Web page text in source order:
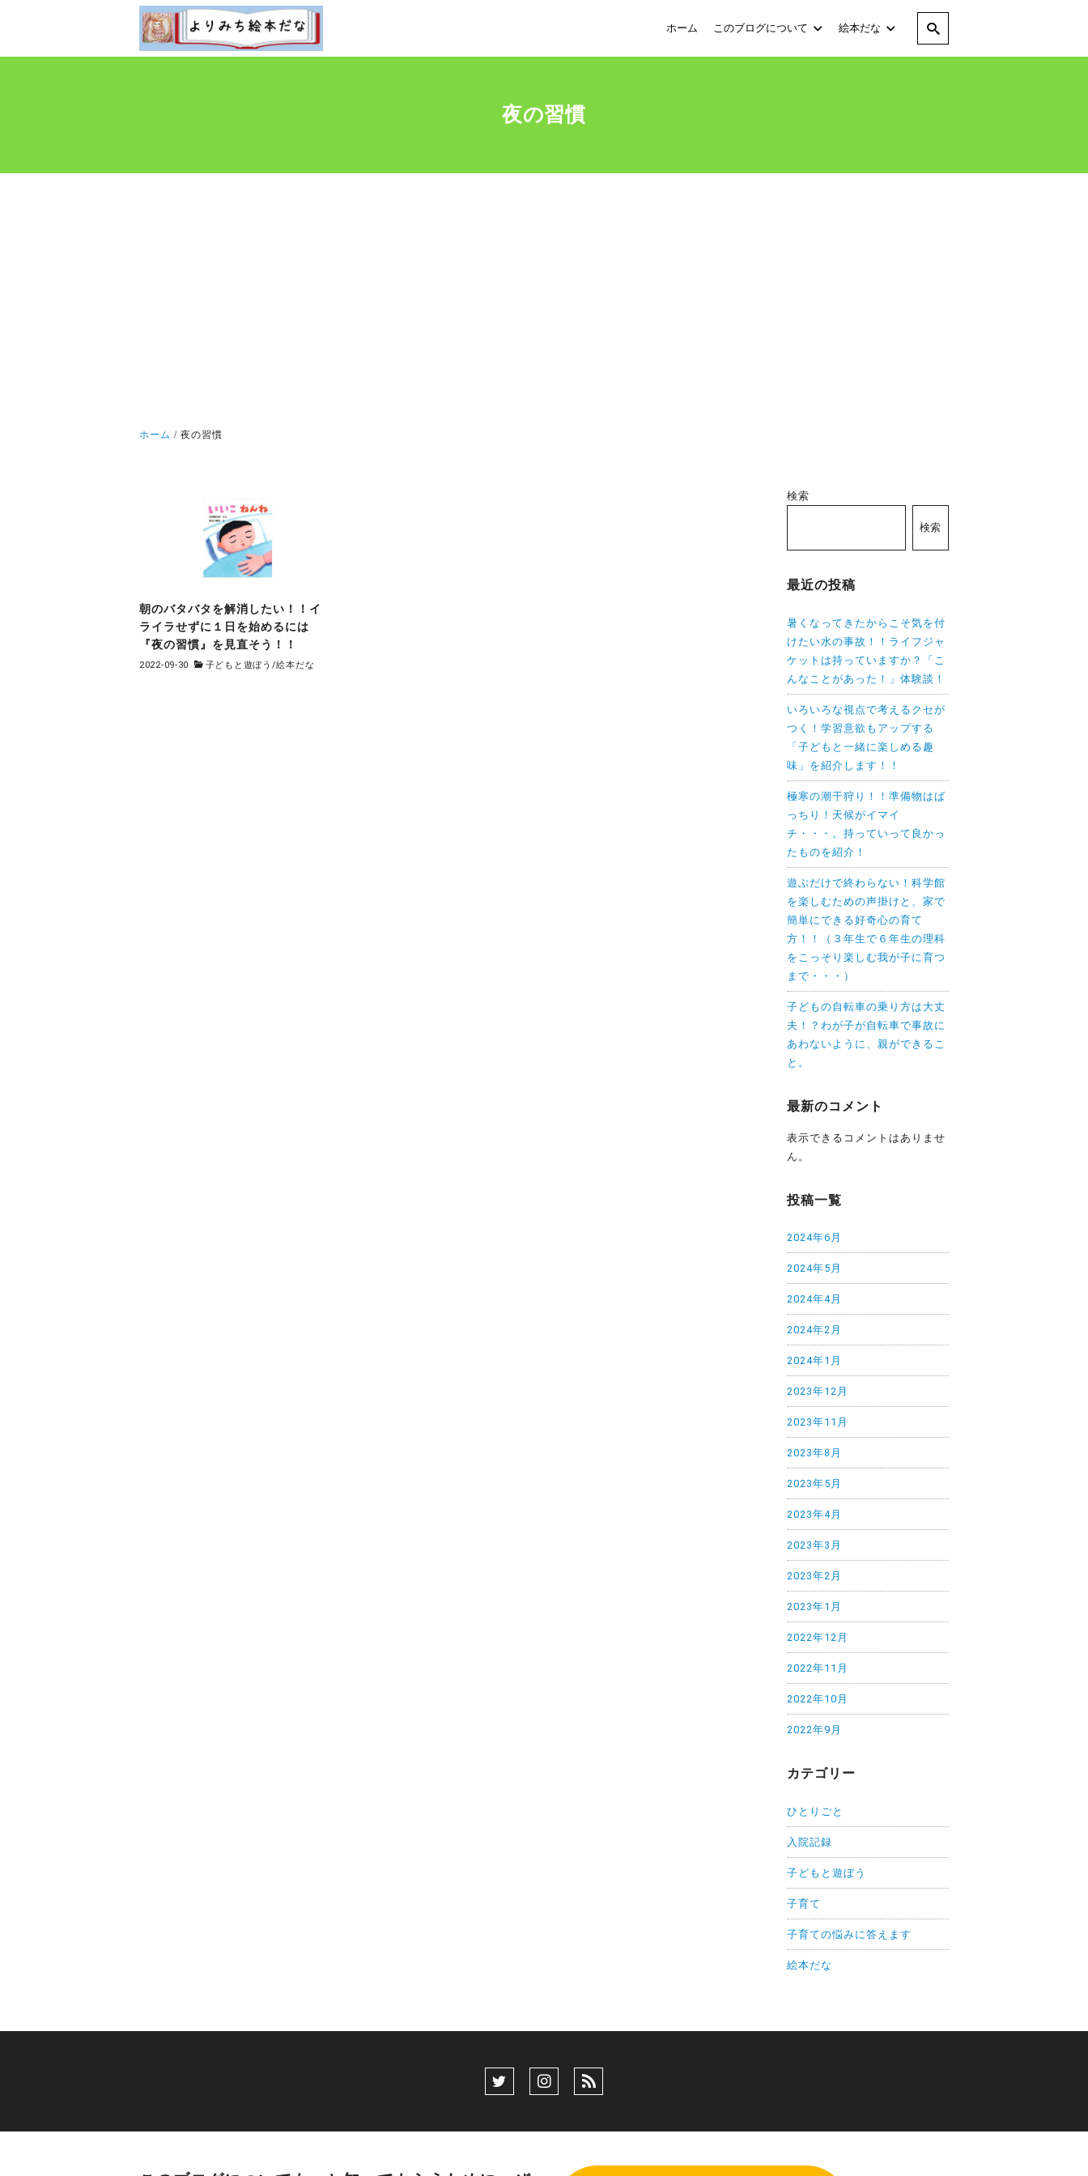
ホーム このブログについて 絵本だな
夜の習慣
ホーム 夜の習慣
朝のバタバタを解消したい！！イ
ライラせずに１日を始めるには
『夜の習慣』を見直そう！！
2022-09-30 子どもと遊ぼう /絵本だな
検索
検索
最近の投稿
暑くなってきたからこそ気を付
けたい水の事故！！ライフジャ
ケットは持っていますか？「こ
んなことがあった！」体験談！
いろいろな視点で考えるクセが
つく！学習意欲もアップする
「子どもと一緒に楽しめる趣
味」を紹介します！！
極寒の潮干狩り！！準備物はば
っちり！天候がイマイ
チ・・・。持っていって良かっ
たものを紹介！
遊ぶだけで終わらない！科学館
を楽しむための声掛けと、家で
簡単にできる好奇心の育て
方！！（３年生で６年生の理科
をこっそり楽しむ我が子に育つ
まで・・・）
子どもの自転車の乗り方は大丈
夫！？わが子が自転車で事故に
あわないように、親ができるこ
と。
最新のコメント
表示できるコメントはありませ
ん。
投稿一覧
2024年6月
2024年5月
2024年4月
2024年2月
2024年1月
2023年12月
2023年11月
2023年8月
2023年5月
2023年4月
2023年3月
2023年2月
2023年1月
2022年12月
2022年11月
2022年10月
2022年9月
カテゴリー
ひとりごと
入院記録
子どもと遊ぼう
子育て
子育ての悩みに答えます
絵本だな